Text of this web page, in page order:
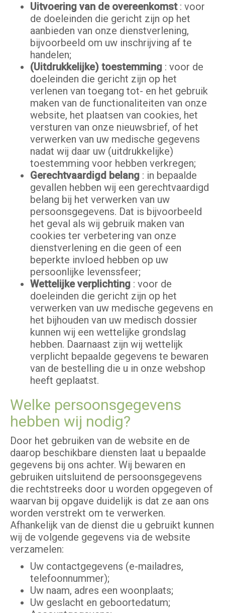
Uitvoering van de overeenkomst: voor
de doeleinden die gericht zijn op het
aanbieden van onze dienstverlening,
bijvoorbeeld om uw inschrijving af te
handelen;
(Uitdrukkelijke) toestemming : voor de
doeleinden die gericht zijn op het
verlenen van toegang tot- en het gebruik
maken van de functionaliteiten van onze
website, het plaatsen van cookies, het
versturen van onze nieuwsbrief, of het
verwerken van uw medische gegevens
nadat wij daar uw (uitdrukkelijke)
toestemming voor hebben verkregen;
Gerechtvaardigd belang : in bepaalde
gevallen hebben wij een gerechtvaardigd
belang bij het verwerken van uw
persoonsgegevens. Dat is bijvoorbeeld
het geval als wij gebruik maken van
cookies ter verbetering van onze
dienstverlening en die geen of een
beperkte invloed hebben op uw
persoonlijke levenssfeer;
Wettelijke verplichting : voor de
doeleinden die gericht zijn op het
verwerken van uw medische gegevens en
het bijhouden van uw medisch dossier
kunnen wij een wettelijke grondslag
hebben. Daarnaast zijn wij wettelijk
verplicht bepaalde gegevens te bewaren
van de bestelling die u in onze webshop
heeft geplaatst.
Welke persoonsgegevens
hebben wij nodig?
Door het gebruiken van de website en de
daarop beschikbare diensten laat u bepaalde
gegevens bij ons achter. Wij bewaren en
gebruiken uitsluitend de persoonsgegevens
die rechtstreeks door u worden opgegeven of
waarvan bij opgave duidelijk is dat ze aan ons
worden verstrekt om te verwerken.
Afhankelijk van de dienst die u gebruikt kunnen
wij de volgende gegevens via de website
verzamelen:
Uw contactgegevens (e-mailadres,
telefoonnummer);
Uw naam, adres een woonplaats;
Uw geslacht en geboortedatum;